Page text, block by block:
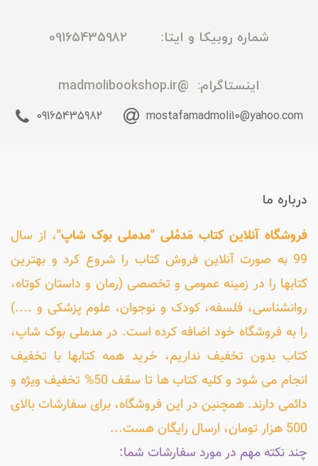
شماره روبیکا و ایتا: 09165435982
اینستاگرام: @madmolibookshop.ir
mostafamadmoli10@yahoo.com
09165435982
درباره ما
فروشگاه آنلاین کتاب مَدمُلی "مدملی بوک شاپ"، از سال
99 به صورت آنلاین فروش کتاب را شروع کرد و بهترین
کتابها را در زمینه عمومی و تخصصی (رمان و داستان کوتاه،
روانشناسی، فلسفه، کودک و نوجوان، علوم پزشکی و ....)
را به فروشگاه خود اضافه کرده است. در مدملی بوک شاپ،
کتاب بدون تخفیف نداریم، خرید همه کتابها با تخفیف
انجام می شود و کلیه کتاب ها تا سقف 50% تخفیف ویژه و
دائمی دارند. همچنین در این فروشگاه، برای سفارشات بالای
500 هزار تومان، ارسال رایگان هست...
چند نکته مهم در مورد سفارشات شما: